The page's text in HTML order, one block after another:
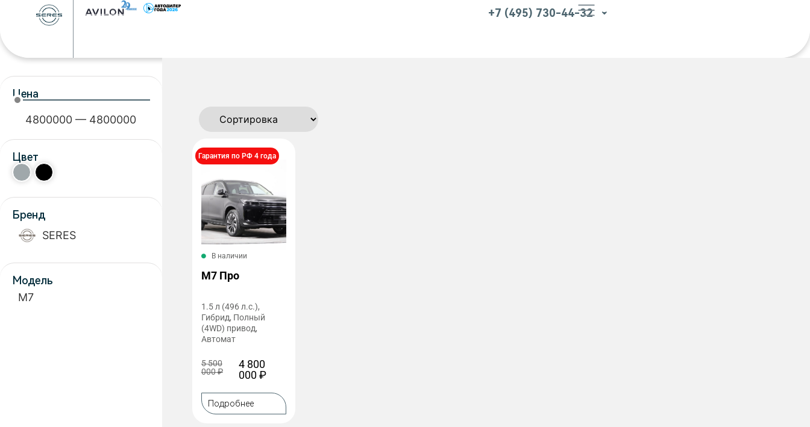
+7 (495) 730-44-32
Цена
4800000 — 4800000
Цвет
Бренд
SERES
Модель
M7
Гарантия по РФ 4 года
В наличии
M7 Про
1.5 л (496 л.с.),
Гибрид, Полный
(4WD) привод,
Автомат
5 500
000₽
4 800
000₽
Подробнее